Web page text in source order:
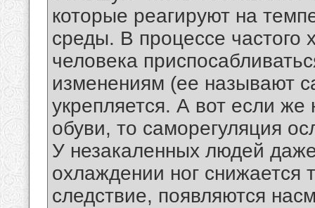
которые реагируют на
среды. В процессе частого
человека
изменениям (ее называют
укрепляется. А вот если
обуви, то саморегуляция
У незакаленных людей
охлаждении ног снижается
следствие, появляются